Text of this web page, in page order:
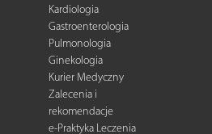
Kardiologia
Gastroenterologia
Pulmonologia
Ginekologia
Kurier Medyczny
Zalecenia i
rekomendacje
e-Praktyka Leczenia